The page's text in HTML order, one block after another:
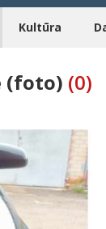
Kultūra
(foto) (0)